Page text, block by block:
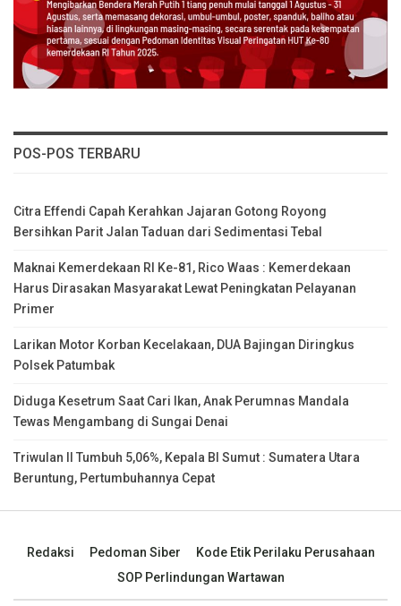
POS-POS TERBARU
Citra Effendi Capah Kerahkan Jajaran Gotong Royong
Bersihkan Parit Jalan Taduan dari Sedimentasi Tebal
Maknai Kemerdekaan RI Ke-81, Rico Waas : Kemerdekaan
Harus Dirasakan Masyarakat Lewat Peningkatan Pelayanan
Primer
Larikan Motor Korban Kecelakaan, DUA Bajingan Diringkus
Polsek Patumbak
Diduga Kesetrum Saat Cari Ikan, Anak Perumnas Mandala
Tewas Mengambang di Sungai Denai
Triwulan II Tumbuh 5,06%, Kepala BI Sumut : Sumatera Utara
Beruntung, Pertumbuhannya Cepat
Redaksi Pedoman Siber
Kode Etik Perilaku Perusahaan
SOP Perlindungan Wartawan